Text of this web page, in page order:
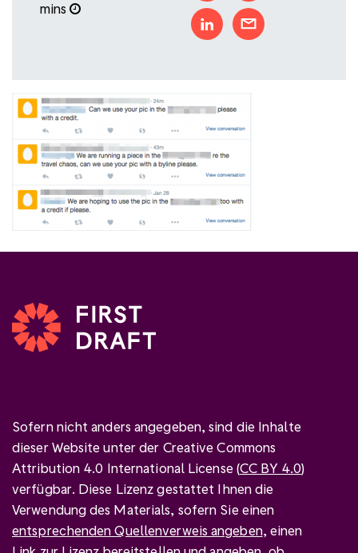
mins
Sofern nicht anders angegeben, sind die Inhalte
dieser Website unter der Creative Commons
Attribution 4.0 International License (CC BY 4.0)
verfügbar. Diese Lizenz gestattet Ihnen die
Verwendung des Materials, sofern Sie einen
entsprechenden Quellenverweis angeben, einen